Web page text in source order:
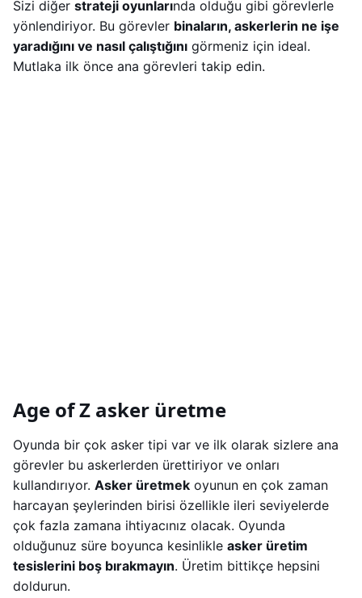
Sizi diğer strateji oyunlarında olduğu gibi görevlerle
yönlendiriyor. Bu görevler binaların, askerlerin ne işe
yaradığını ve nasıl çalıştığını görmeniz için ideal.
Mutlaka ilk önce ana görevleri takip edin.
Age of Z asker üretme
Oyunda bir çok asker tipi var ve ilk olarak sizlere ana
görevler bu askerlerden ürettiriyor ve onları
kullandırıyor. Asker üretmek oyunun en çok zaman
harcayan şeylerinden birisi özellikle ileri seviyelerde
çok fazla zamana ihtiyacınız olacak. Oyunda
olduğunuz süre boyunca kesinlikle asker üretim
tesislerini boş bırakmayın. Üretim bittikçe hepsini
doldurun.